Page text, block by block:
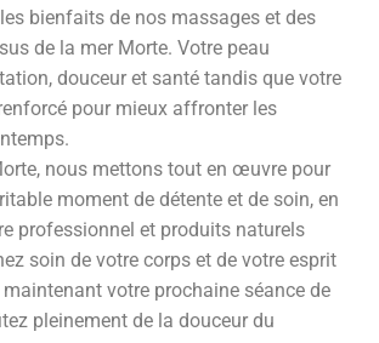
bienfaits de nos massages et des
de la mer Morte. Votre peau
douceur et santé tandis que votre
pour mieux affronter les
nous mettons tout en œuvre pour
moment de détente et de soin, en
professionnel et produits naturels
soin de votre corps et de votre esprit
votre prochaine séance de
pleinement de la douceur du